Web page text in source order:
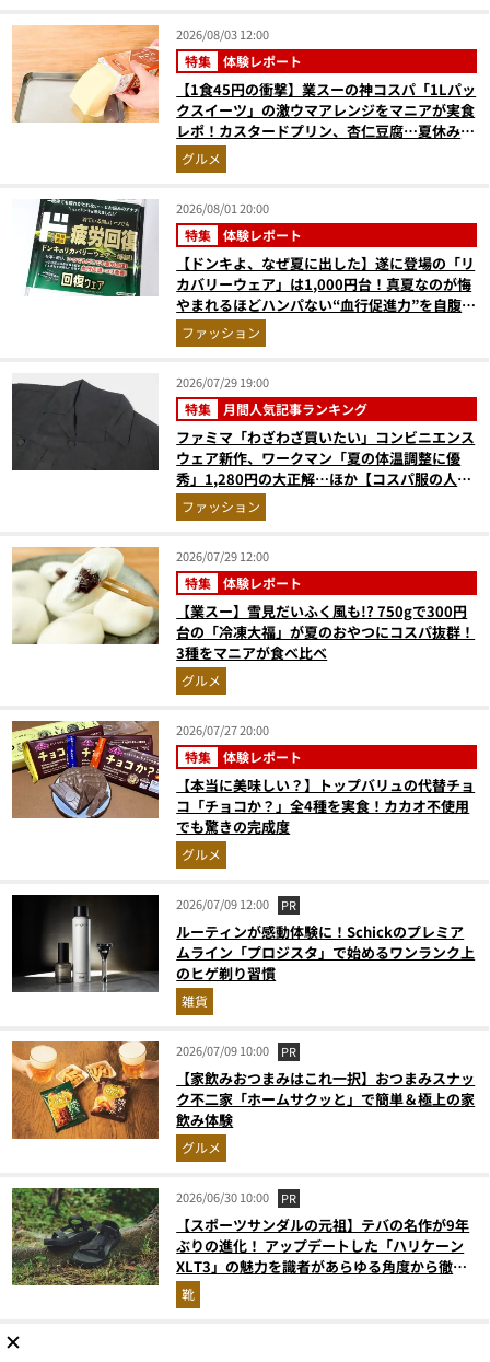
2026/08/03 12:00
特集 体験レポート
【1食45円の衝撃】業スーの神コスパ「1Lパッ
クスイーツ」の激ウマアレンジをマニアが実食
レポ！カスタードプリン、杏仁豆腐…夏休みの
おやつに最強すぎた
グルメ
2026/08/01 20:00
特集 体験レポート
【ドンキよ、なぜ夏に出した】遂に登場の「リ
カバリーウェア」は1,000円台！真夏なのが悔
やまれるほどハンパない“血行促進力”を自腹レ
ビュー
ファッション
2026/07/29 19:00
特集 月間人気記事ランキング
ファミマ「わざわざ買いたい」コンビニエンス
ウェア新作、ワークマン「夏の体温調整に優
秀」1,280円の大正解…ほか【コスパ服の人気
記事ランキングベスト3】（2026年6月版）
ファッション
2026/07/29 12:00
特集 体験レポート
【業スー】雪見だいふく風も!? 750gで300円
台の「冷凍大福」が夏のおやつにコスパ抜群！
3種をマニアが食べ比べ
グルメ
2026/07/27 20:00
特集 体験レポート
【本当に美味しい？】トップバリュの代替チョ
コ「チョコか？」全4種を実食！カカオ不使用
でも驚きの完成度
グルメ
2026/07/09 12:00 PR
ルーティンが感動体験に！Schickのプレミア
ムライン「プロジスタ」で始めるワンランク上
のヒゲ剃り習慣
雑貨
2026/07/09 10:00 PR
【家飲みおつまみはこれ一択】おつまみスナッ
ク不二家「ホームサクッと」で簡単＆極上の家
飲み体験
グルメ
2026/06/30 10:00 PR
【スポーツサンダルの元祖】テバの名作が9年
ぶりの進化！ アップデートした「ハリケーン
XLT3」の魅力を識者があらゆる角度から徹底
解説！
靴